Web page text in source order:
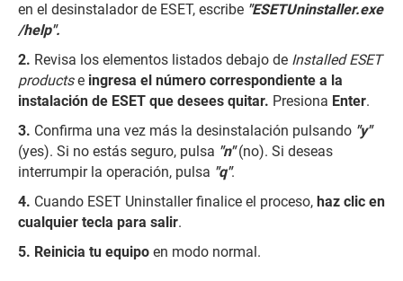
en el desinstalador de ESET, escribe "ESETUninstaller.exe
/help".
Revisa los elementos listados debajo de Installed ESET
productse ingresa el número correspondiente a la
instalación de ESET que desees quitar. Presiona Enter.
Confirma una vez más la desinstalación pulsando "y"
(yes). Si no estás seguro, pulsa "n"(no). Si deseas
interrumpir la operación, pulsa "q".
Cuando ESET Uninstaller finalice el proceso, haz clic en
cualquier tecla para salir.
Reinicia tu equipo en modo normal.